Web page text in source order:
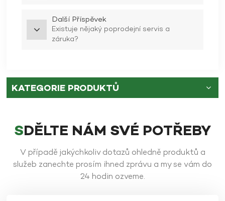
Další Příspěvek
Existuje nějaký poprodejní servis a
záruka?
KATEGORIE PRODUKTŮ
SDĚLTE NÁM SVÉ POTŘEBY
V případě jakýchkoliv dotazů ohledně produktů a
služeb zanechte prosím ihned zprávu a my se vám do
24 hodin ozveme.